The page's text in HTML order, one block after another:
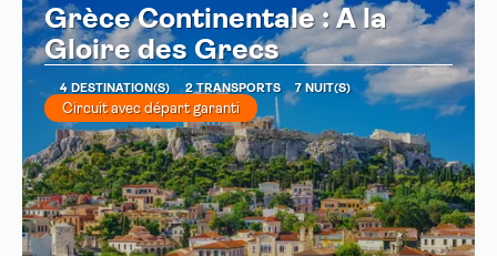
Grèce Continentale : A la
Gloire des Grecs
4 DESTINATION(S) 2 TRANSPORTS 7 NUIT(S)
Circuit avec départ garanti